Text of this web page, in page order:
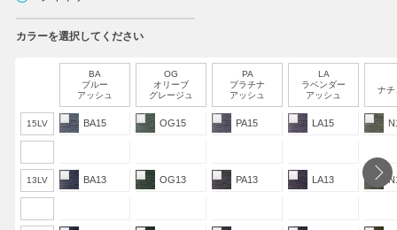
カラーを選択してください
BA
ブルー
アッシュ
OG
オリーブ
グレージュ
PA
プラチナ
アッシュ
LA
ラベンダー
アッシュ
ナチ
15LV BA15 OG15 PA15 LA15
13LV BA13 OG13 PA13 LA13